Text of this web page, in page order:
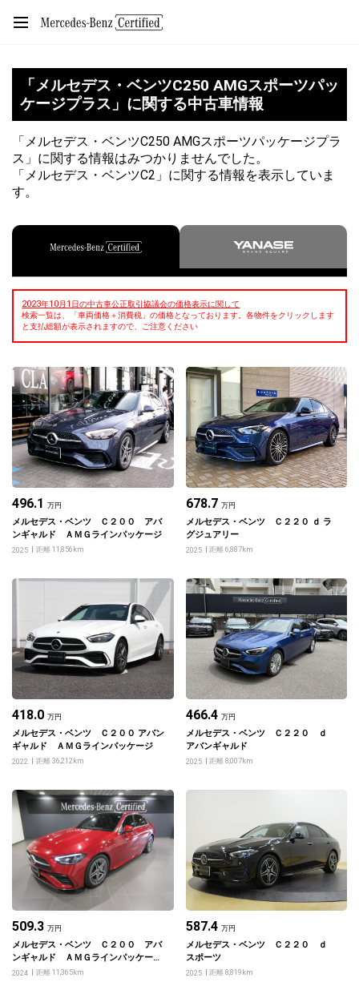
「メルセデス・ベンツC250 AMGスポーツパッ
ケージプラス」に関する中古車情報
「メルセデス・ベンツC250 AMGスポーツパッケージプラ
ス」に関する情報はみつかりませんでした。
「メルセデス・ベンツC2」に関する情報を表示していま
す。
2023年10月1日の中古車公正取引協議会の価格表示に関して
検索一覧は、「車両価格＋消費税」の価格となっております。各物件をクリックします
と支払総額が表示されますので、ご注意ください
496.1 万円
メルセデス・ベンツ Ｃ２００ アバ
ンギャルド ＡＭＧラインパッケージ
2025 距離 11,856km
678.7 万円
メルセデス・ベンツ Ｃ２２０ ｄ ラ
グジュアリー
2025 距離 6,887km
418.0 万円
メルセデス・ベンツ Ｃ２００ アバン
ギャルド ＡＭＧラインパッケージ
2022 距離 36,212km
466.4 万円
メルセデス・ベンツ Ｃ２２０ ｄ
アバンギャルド
2025 距離 8,007km
509.3 万円
メルセデス・ベンツ Ｃ２００ アバ
ンギャルド ＡＭＧラインパッケー
ジ ベーシックパッケージ レザーエ
2024 距離 11,365km
587.4 万円
メルセデス・ベンツ Ｃ２２０ ｄ
スポーツ
2025 距離 8,819km